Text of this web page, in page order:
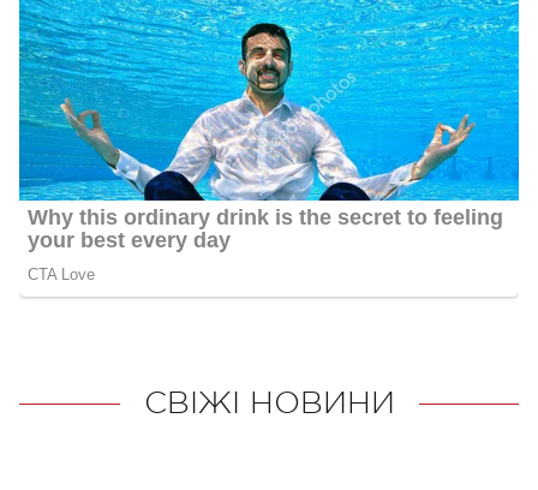
СВІЖІ НОВИНИ